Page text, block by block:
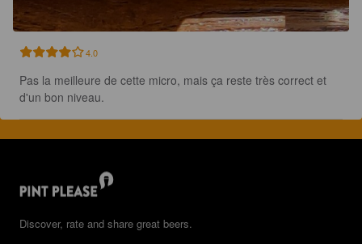
4.0
Pas la meilleure de cette micro, mais ça reste très correct et
d'un bon niveau.
Discover, rate and share great beers.